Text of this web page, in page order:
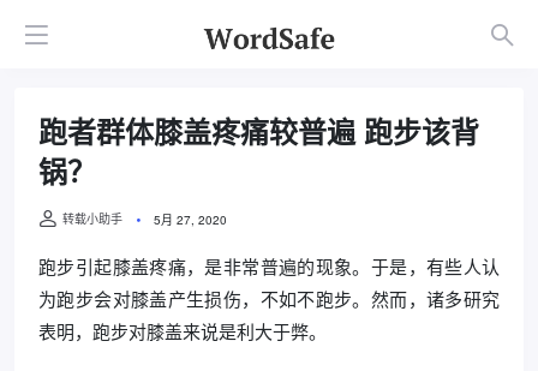
跑者群体膝盖疼痛较普遍 跑步该背
锅？
转载小助手 5月 27, 2020
跑步引起膝盖疼痛，是非常普遍的现象。于是，有些人认
为跑步会对膝盖产生损伤，不如不跑步。然而，诸多研究
表明，跑步对膝盖来说是利大于弊。